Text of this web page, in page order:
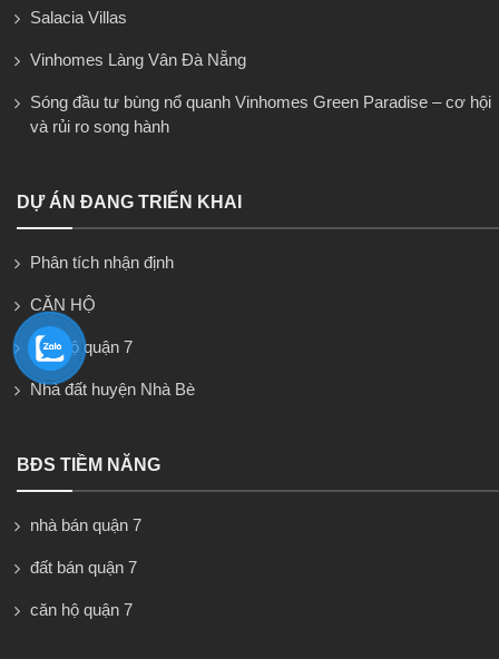
Salacia Villas
Vinhomes Làng Vân Đà Nẵng
Sóng đầu tư bùng nổ quanh Vinhomes Green Paradise – cơ hội
và rủi ro song hành
DỰ ÁN ĐANG TRIỂN KHAI
Phân tích nhận định
CĂN HỘ
căn hộ quận 7
Nhà đất huyện Nhà Bè
BĐS TIỀM NĂNG
nhà bán quận 7
đất bán quận 7
căn hộ quận 7